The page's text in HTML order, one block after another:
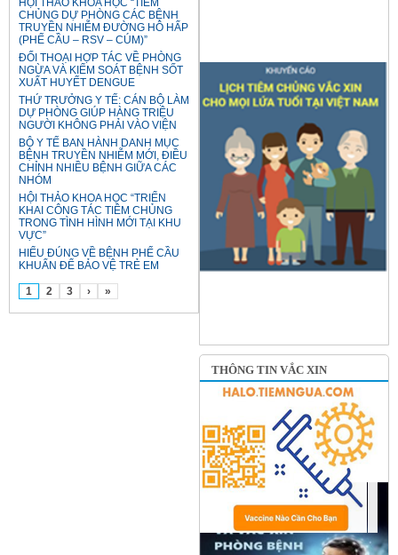
HỘI THẢO KHOA HỌC “TIÊM
CHỦNG DỰ PHÒNG CÁC BỆNH
TRUYỀN NHIỄM ĐƯỜNG HÔ HẤP
(PHẾ CẦU – RSV – CÚM)”
ĐỐI THOẠI HỢP TÁC VỀ PHÒNG
NGỪA VÀ KIỂM SOÁT BỆNH SỐT
XUẤT HUYẾT DENGUE
THỨ TRƯỞNG Y TẾ: CÁN BỘ LÀM
DỰ PHÒNG GIÚP HÀNG TRIỆU
NGƯỜI KHÔNG PHẢI VÀO VIỆN
BỘ Y TẾ BAN HÀNH DANH MỤC
BỆNH TRUYỀN NHIỄM MỚI, ĐIỀU
CHỈNH NHIỀU BỆNH GIỮA CÁC
NHÓM
HỘI THẢO KHOA HỌC “TRIỂN
KHAI CÔNG TÁC TIÊM CHỦNG
TRONG TÌNH HÌNH MỚI TẠI KHU
VỰC”
HIỂU ĐÚNG VỀ BỆNH PHẾ CẦU
KHUẨN ĐỂ BẢO VỆ TRẺ EM
1 2 3 › »
THÔNG TIN VẮC XIN